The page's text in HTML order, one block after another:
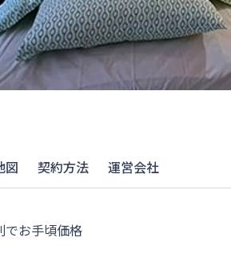
図 契約方法 運営会社
でお手頃価格